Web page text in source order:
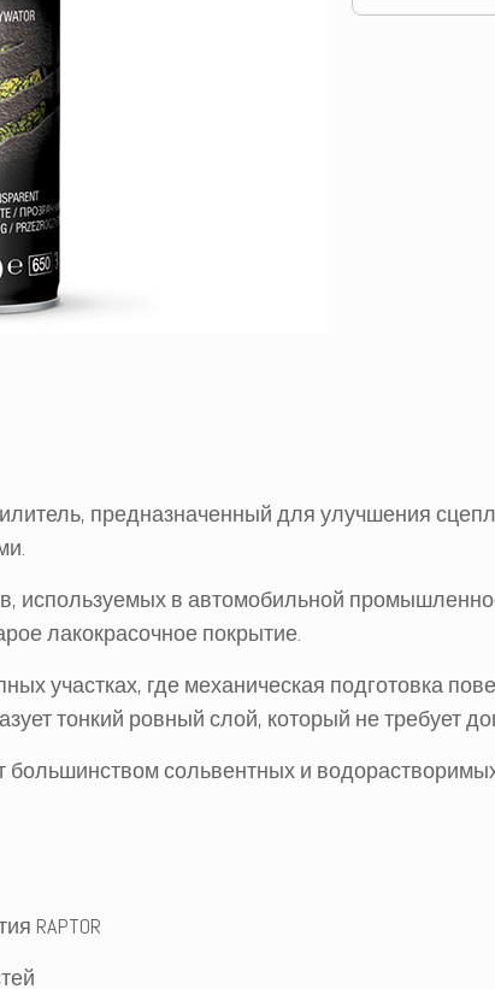
предназначенный для улучшения
используемых в автомобильной
лакокрасочное покрытие.
участках, где механическая подготовка
тонкий ровный слой, который не требует
сольвентных и
RAPTOR